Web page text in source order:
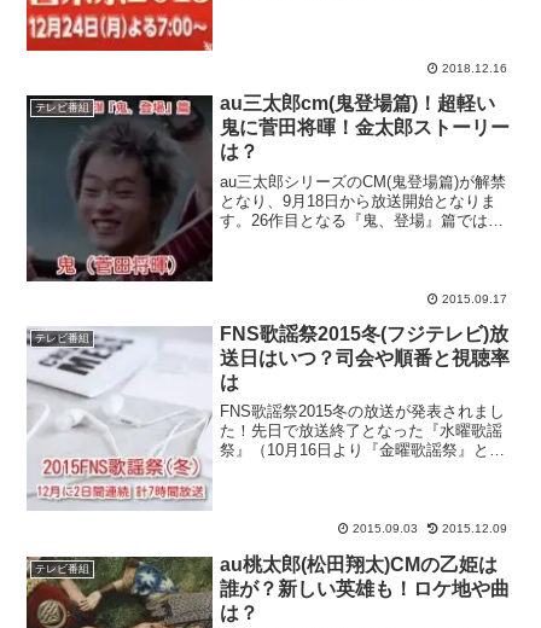
2018.12.16
テレビ番組
au三太郎cm(鬼登場篇)！超軽い
鬼に菅田将暉！金太郎ストーリー
は？
au三太郎シリーズのCM(鬼登場篇)が解禁
となり、9月18日から放送開始となりま
す。26作目となる『鬼、登場』篇では、
2015.09.17
テレビ番組
FNS歌謡祭2015冬(フジテレビ)放
送日はいつ？司会や順番と視聴率
は
FNS歌謡祭2015冬の放送が発表されまし
た！先日で放送終了となった『水曜歌謡
祭』（10月16日より『金曜歌謡祭』とし
2015.09.03 2015.12.09
テレビ番組
au桃太郎(松田翔太)CMの乙姫は
誰が？新しい英雄も！ロケ地や曲
は？